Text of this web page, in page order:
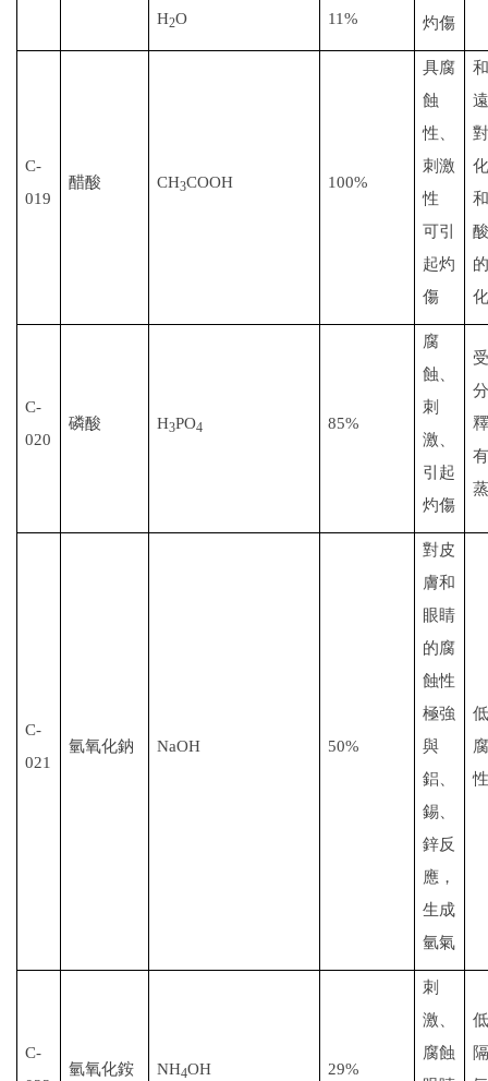
灼傷
H2O 11%
C-
019
醋酸 CH3COOH 100%
具腐
蝕
性、
刺激
性
可引
起灼
傷
C-
020
磷酸 H3PO4 85%
腐
蝕、
刺
激、
引起
灼傷
C-
021
氫氧化鈉 NaOH 50%
對皮
膚和
眼睛
的腐
蝕性
極強
與
鋁、
錫、
鋅反
應，
生成
氫氣
C-
氫氧化銨 NH4OH 29%
刺
激、
腐蝕